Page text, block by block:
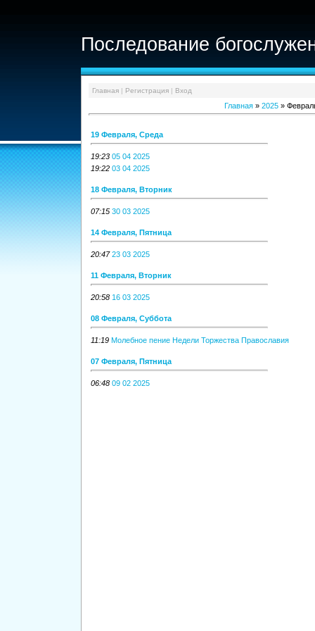
Последование
Главная| Регистрация| Вход
Главная» 2025 »
19 Февраля, Среда
19:23 05 04 2025
19:22 03 04 2025
18 Февраля, Вторник
07:15 30 03 2025
14 Февраля, Пятница
20:47 23 03 2025
11 Февраля, Вторник
20:58 16 03 2025
08 Февраля, Суббота
11:19 Молебное пение Недели Торжества Православия
07 Февраля, Пятница
06:48 09 02 2025